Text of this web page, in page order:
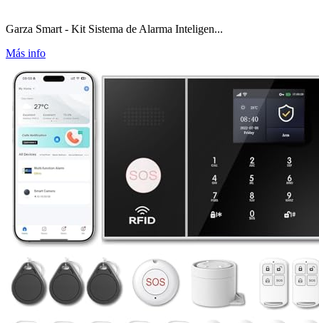
Garza Smart - Kit Sistema de Alarma Inteligen...
Más info